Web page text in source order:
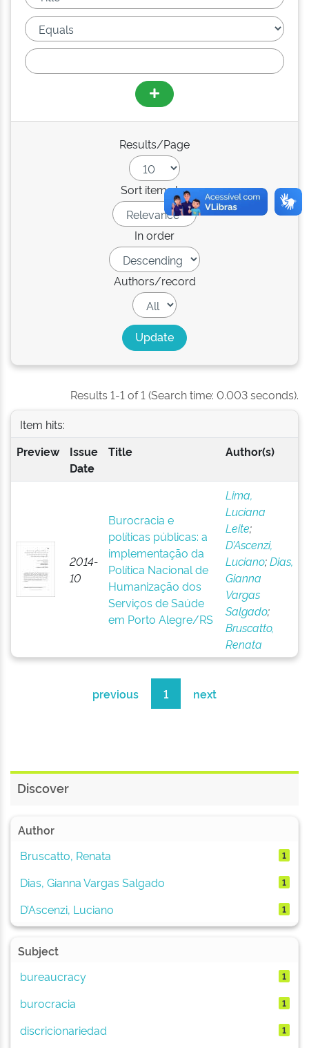
Results/Page
Sort items by
In order
Authors/record
Results 1-1 of 1 (Search time: 0.003 seconds).
Item hits:
Preview
Issue
Date
Title Author(s)
2014-
10
Burocracia e
políticas públicas: a
implementação da
Política Nacional de
Humanização dos
Serviços de Saúde
em Porto Alegre/RS
Lima,
Luciana
Leite;
D’Ascenzi,
Luciano;Dias,
Gianna
Vargas
Salgado;
Bruscatto,
Renata
previous 1 next
Discover
Author
Bruscatto, Renata
1
Dias, Gianna Vargas Salgado 1
D’Ascenzi, Luciano 1
Subject
bureaucracy
1
burocracia 1
discricionariedad 1